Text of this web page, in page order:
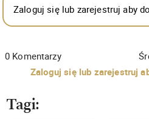
Zaloguj się lub zarejestruj aby
0 Komentarzy
Zaloguj się lub zarejestruj
Tagi: